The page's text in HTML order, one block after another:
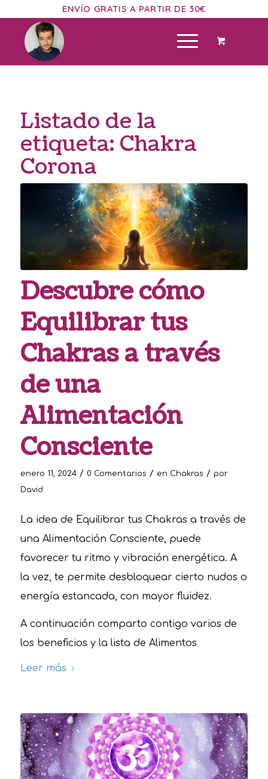
ENVÍO GRATIS A PARTIR DE 30€
Listado de la
etiqueta: Chakra
Corona
Descubre cómo
Equilibrar tus
Chakras a través
de una
Alimentación
Consciente
enero 11, 2024 / 0 Comentarios / en Chakras / por
David
La idea de Equilibrar tus Chakras a través de
una Alimentación Consciente, puede
favorecer tu ritmo y vibración energética. A
la vez, te permite desbloquear cierto nudos o
energía estancada, con mayor fluidez.
A continuación comparto contigo varios de
los beneficios y la lista de Alimentos
Leer más